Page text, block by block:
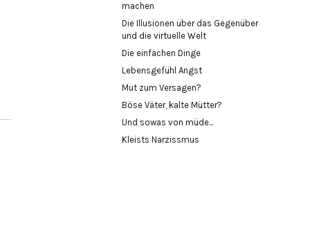
machen
Die Illusionen über das Gegenüber
und die virtuelle Welt
Die einfachen Dinge
Lebensgefühl Angst
Mut zum Versagen?
Böse Väter, kalte Mütter?
Und sowas von müde...
Kleists Narzissmus